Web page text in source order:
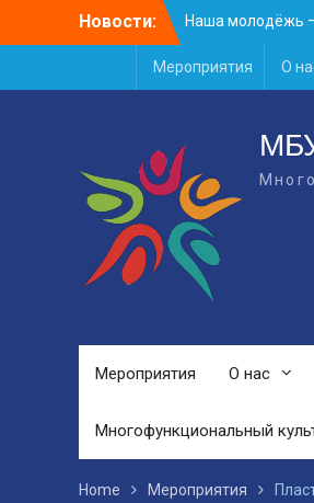
Новости:
Наша молодёжь
Жигулёвска!
День России
Встречаем
Мероприятия О
Мероприятия О нас
Многофункциональный
Home Мероприятия